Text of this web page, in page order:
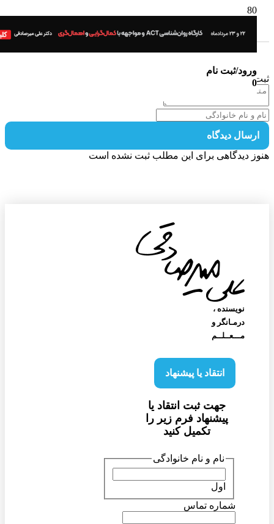
ورود/ثبت نام
دیدگاه
دیدگاه
دیدگاهی برای این مطلب ثبت نشده است
نویسنده‌ ،
درمـانگر و
مـــعــلــم
انتقاد یا پیشنهاد
جهت ثبت انتقاد یا
پیشنهاد فرم زیر را
تکمیل کنید
نام و نام خانوادگی
شماره تماس